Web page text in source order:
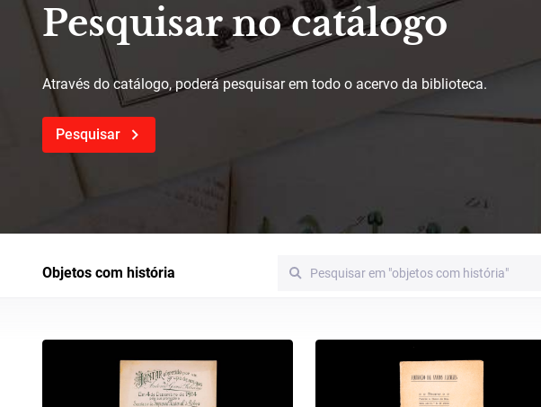
Pesquisar no catálogo
Através do catálogo, poderá pesquisar em todo o acervo da biblioteca.
Pesquisar
Objetos com história